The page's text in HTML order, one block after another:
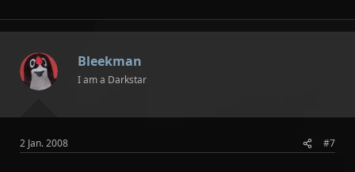
Bleekman
I am a Darkstar
2 Jan. 2008 #7